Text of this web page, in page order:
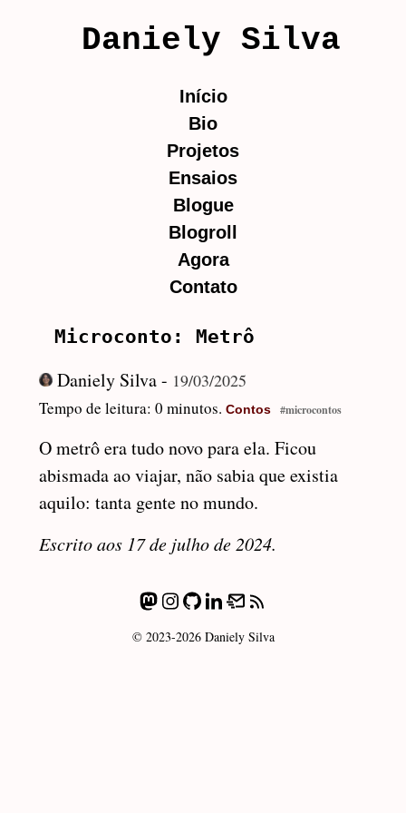
Daniely Silva
Início
Bio
Projetos
Ensaios
Blogue
Blogroll
Agora
Contato
Microconto: Metrô
Daniely Silva - 19/03/2025
Tempo de leitura: 0 minutos. Contos #microcontos
O metrô era tudo novo para ela. Ficou
abismada ao viajar, não sabia que existia
aquilo: tanta gente no mundo.
Escrito aos 17 de julho de 2024.
© 2023-2026 Daniely Silva